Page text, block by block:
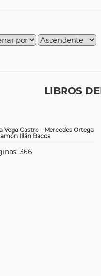
LIBROS
Vega Castro - Mercedes Ortega
Illán Bacca
366